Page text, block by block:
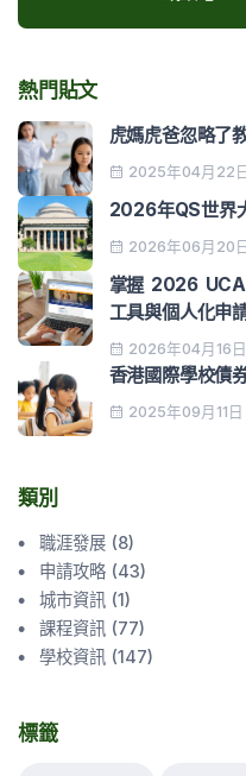
熱門貼文
虎媽虎爸忽略了
2025年04月22日
2026年QS世界
2026年06月20日
掌握 2026
工具與個人化申
2026年04月16日
香港國際學校債
2025年09月11日
類別
職涯發展 (8)
申請攻略 (43)
城市資訊 (1)
課程資訊 (77)
學校資訊 (147)
標籤